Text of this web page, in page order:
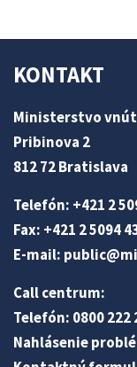
KONTAKT
Ministerstvo
Pribinova 2
812 72 Bratislava
Telefón: +421 2
Fax: +421 2 5094
E-mail:
Call centrum:
Telefón: 0800 222
Nahlásenie